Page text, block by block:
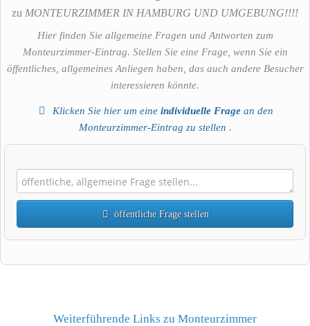
zu MONTEURZIMMER IN HAMBURG UND UMGEBUNG!!!!
Hier finden Sie allgemeine Fragen und Antworten zum
Monteurzimmer-Eintrag. Stellen Sie eine Frage, wenn Sie ein
öffentliches, allgemeines Anliegen haben, das auch andere Besucher
interessieren könnte.
Klicken Sie hier um eineindividuelle Frage an den
Monteurzimmer-Eintrag zu stellen .
öffentliche Frage stellen
Weiterführende Links zu Monteurzimmer